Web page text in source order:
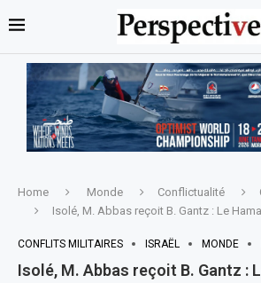
Home Monde Conflictualité
Isolé, M. Abbas reçoit B. Gantz : Le
CONFLITS MILITAIRES ISRAËL MONDE
Isolé, M. Abbas reçoit B. Gantz :